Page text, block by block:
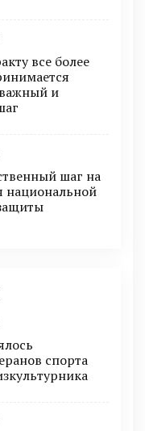
все более
и
шаг на
национальной
спорта